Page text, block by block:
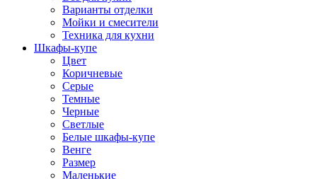
Варианты отделки
Мойки и смесители
Техника для кухни
Шкафы-купе
Цвет
Коричневые
Серые
Темные
Черные
Светлые
Белые шкафы-купе
Венге
Размер
Маленькие